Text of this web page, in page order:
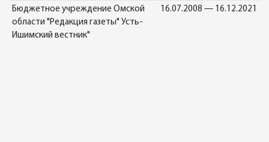
Бюджетное учреждение Омской
области "Редакция газеты" Усть-
Ишимский вестник"
16.07.2008 — 16.12.2021